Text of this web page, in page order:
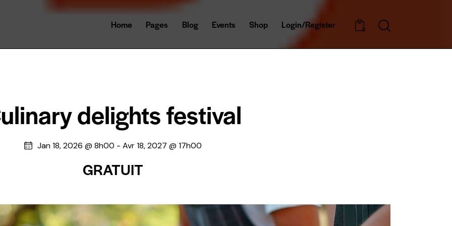
Home Pages Blog Events Shop Login/Register 0
delights festival
Jan 18, 2026 @ 8h00 - Avr 18, 2027 @ 17h00
GRATUIT